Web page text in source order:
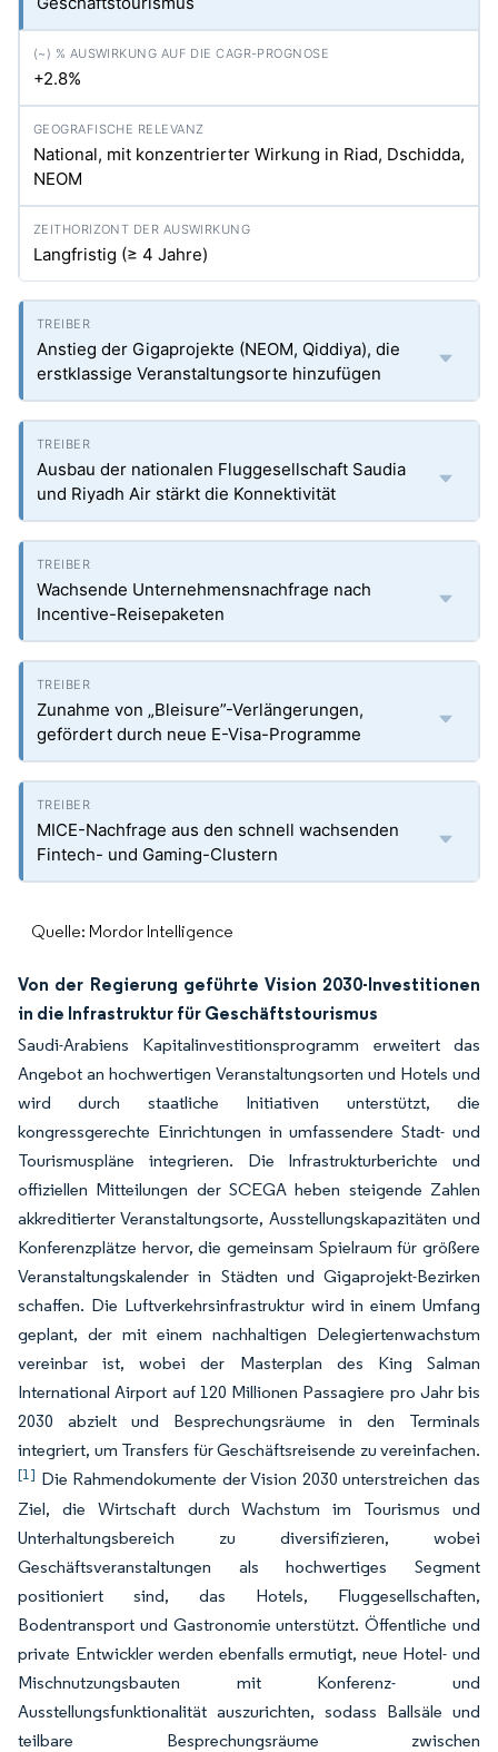
+2.8%
National, mit konzentrierter Wirkung in Riad, Dschidda,
NEOM
Langfristig (≥ 4 Jahre)
Anstieg der Gigaprojekte (NEOM, Qiddiya), die
erstklassige Veranstaltungsorte hinzufügen
Ausbau der nationalen Fluggesellschaft Saudia
und Riyadh Air stärkt die Konnektivität
Wachsende Unternehmensnachfrage nach
Incentive-Reisepaketen
Zunahme von „Bleisure”-Verlängerungen,
gefördert durch neue E-Visa-Programme
MICE-Nachfrage aus den schnell wachsenden
Fintech- und Gaming-Clustern
Quelle: Mordor Intelligence
Von der Regierung geführte Vision 2030-Investitionen
in die Infrastruktur für Geschäftstourismus
Saudi-Arabiens Kapitalinvestitionsprogramm erweitert das
Angebot an hochwertigen Veranstaltungsorten und Hotels und
wird durch staatliche Initiativen unterstützt, die
kongressgerechte Einrichtungen in umfassendere Stadt- und
Tourismuspläne integrieren. Die Infrastrukturberichte und
offiziellen Mitteilungen der SCEGA heben steigende Zahlen
akkreditierter Veranstaltungsorte, Ausstellungskapazitäten und
Konferenzplätze hervor, die gemeinsam Spielraum für größere
Veranstaltungskalender in Städten und Gigaprojekt-Bezirken
schaffen. Die Luftverkehrsinfrastruktur wird in einem Umfang
geplant, der mit einem nachhaltigen Delegiertenwachstum
vereinbar ist, wobei der Masterplan des King Salman
International Airport auf 120 Millionen Passagiere pro Jahr bis
2030 abzielt und Besprechungsräume in den Terminals
integriert, um Transfers für Geschäftsreisende zu vereinfachen.
[1] Die Rahmendokumente der Vision 2030 unterstreichen das
Ziel, die Wirtschaft durch Wachstum im Tourismus und
Unterhaltungsbereich zu diversifizieren, wobei
Geschäftsveranstaltungen als hochwertiges Segment
positioniert sind, das Hotels, Fluggesellschaften,
Bodentransport und Gastronomie unterstützt. Öffentliche und
private Entwickler werden ebenfalls ermutigt, neue Hotel- und
Mischnutzungsbauten mit Konferenz- und
Ausstellungsfunktionalität auszurichten, sodass Ballsäle und
teilbare Besprechungsräume zwischen